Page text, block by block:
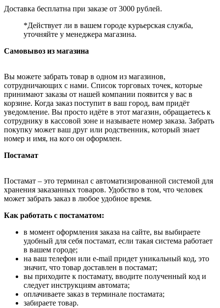
Доставка бесплатна при заказе от 3000 рублей.
*Действует ли в вашем городе курьерская служба,
уточняйте у менеджера магазина.
Самовывоз из магазина
Вы можете забрать товар в одном из магазинов,
сотрудничающих с нами. Список торговых точек, которые
принимают заказы от нашей компании появится у вас в
корзине. Когда заказ поступит в ваш город, вам придёт
уведомление. Вы просто идёте в этот магазин, обращаетесь к
сотруднику в кассовой зоне и называете номер заказа. Забрать
покупку может ваш друг или родственник, который знает
номер и имя, на кого он оформлен.
Постамат
Постамат – это терминал с автоматизированной системой для
хранения заказанных товаров. Удобство в том, что человек
может забрать заказ в любое удобное время.
Как работать с постаматом:
в момент оформления заказа на сайте, вы выбираете
удобный для себя постамат, если такая система работает
в вашем городе;
на ваш телефон или e-mail придет уникальный код, это
значит, что товар доставлен в постамат;
вы приходите к постамату, вводите полученный код и
следует инструкциям автомата;
оплачиваете заказ в терминале постамата;
забираете товар.